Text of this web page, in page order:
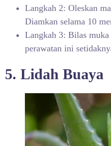
Langkah 2: Oleskan
Diamkan selama 10
Langkah 3: Bilas
perawatan ini
5. Lidah Buaya